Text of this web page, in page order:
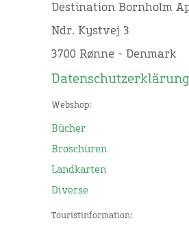
Destination Bornholm
Ndr. Kystvej 3
3700 Rønne - Denmark
Datenschutzerklärung
Webshop:
Bücher
Broschüren
Landkarten
Diverse
Touristinformation: